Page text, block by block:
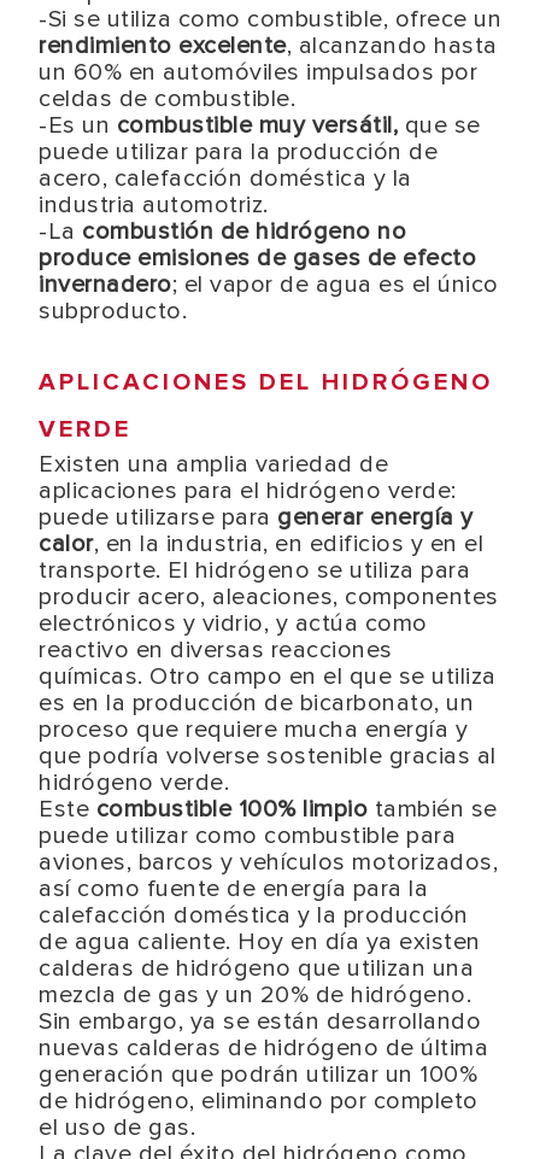
-Si se utiliza como combustible, ofrece un
rendimiento excelente, alcanzando hasta
un 60% en automóviles impulsados por
celdas de combustible.
-Es un combustible muy versátil, que se
puede utilizar para la producción de
acero, calefacción doméstica y la
industria automotriz.
-La combustión de hidrógeno no
produce emisiones de gases de efecto
invernadero; el vapor de agua es el único
subproducto.
APLICACIONES DEL HIDRÓGENO
VERDE
Existen una amplia variedad de
aplicaciones para el hidrógeno verde:
puede utilizarse para generar energía y
calor, en la industria, en edificios y en el
transporte. El hidrógeno se utiliza para
producir acero, aleaciones, componentes
electrónicos y vidrio, y actúa como
reactivo en diversas reacciones
químicas. Otro campo en el que se utiliza
es en la producción de bicarbonato, un
proceso que requiere mucha energía y
que podría volverse sostenible gracias al
hidrógeno verde.
Este combustible 100% limpio también se
puede utilizar como combustible para
aviones, barcos y vehículos motorizados,
así como fuente de energía para la
calefacción doméstica y la producción
de agua caliente. Hoy en día ya existen
calderas de hidrógeno que utilizan una
mezcla de gas y un 20% de hidrógeno.
Sin embargo, ya se están desarrollando
nuevas calderas de hidrógeno de última
generación que podrán utilizar un 100%
de hidrógeno, eliminando por completo
el uso de gas.